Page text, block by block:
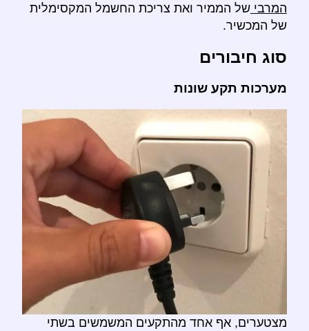
המרבי של הממיר ואת צריכת החשמל המקסימלית
של המכשיר.
סוג חיבורים
מערכות תקע שונות
מצטערים, אף אחד מהתקעים המשמשים בשתי